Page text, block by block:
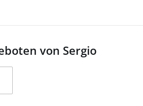
von Sergio